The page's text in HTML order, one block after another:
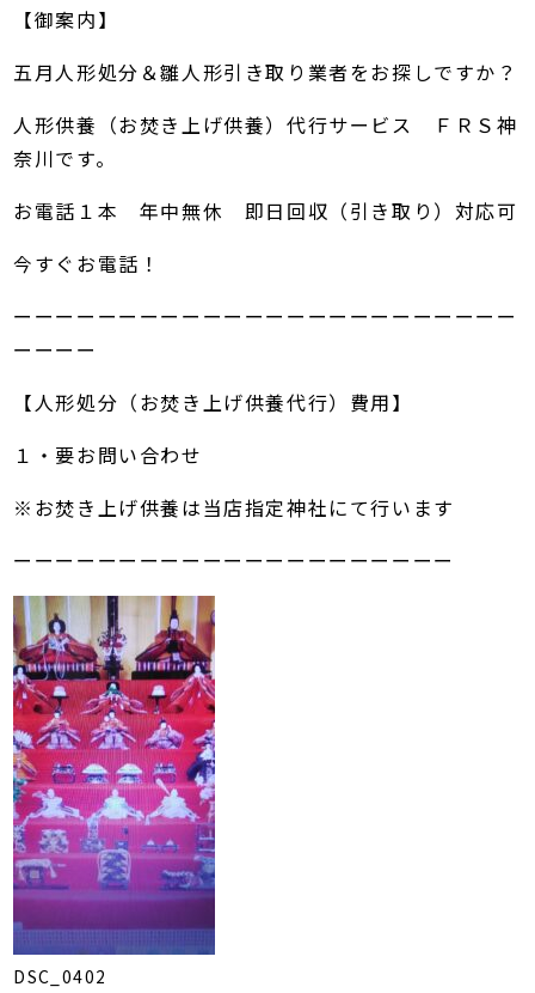
【御案内】
五月人形処分＆雛人形引き取り業者をお探しですか？
人形供養（お焚き上げ供養）代行サービス ＦＲＳ神
奈川です。
お電話１本 年中無休 即日回収（引き取り）対応可
今すぐお電話！
ーーーーーーーーーーーーーーーーーーーーーーーー
ーーーー
【人形処分（お焚き上げ供養代行）費用】
１・要お問い合わせ
※お焚き上げ供養は当店指定神社にて行います
ーーーーーーーーーーーーーーーーーーーーー
DSC_0402